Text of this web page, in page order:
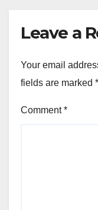
Leave a
Your email
fields are marked *
Comment*